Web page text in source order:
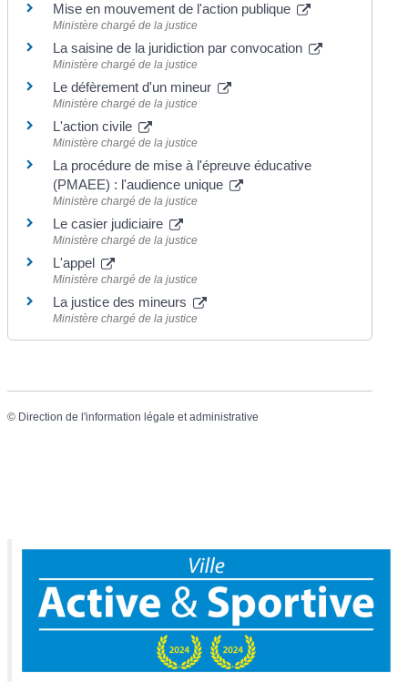
Mise en mouvement de l'action publique
Ministère chargé de la justice
La saisine de la juridiction par convocation
Ministère chargé de la justice
Le défèrement d'un mineur
Ministère chargé de la justice
L'action civile
Ministère chargé de la justice
La procédure de mise à l'épreuve éducative
(PMAEE) : l'audience unique
Ministère chargé de la justice
Le casier judiciaire
Ministère chargé de la justice
L'appel
Ministère chargé de la justice
La justice des mineurs
Ministère chargé de la justice
© Direction de l'information légale et administrative